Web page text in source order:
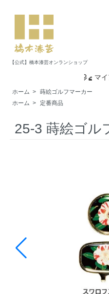
【公式】橋本漆芸オンランショップ
マ
ホーム > 蒔絵ゴルフマーカー
ホーム > 定番商品
25-3 蒔絵ゴル